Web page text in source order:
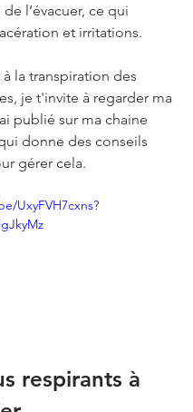
l’évacuer, ce qui
et irritations.
à la transpiration des
je t'invite à regarder ma
publié sur ma chaine
donne des conseils
gérer cela.
UxyFVH7cxns?
respirants à